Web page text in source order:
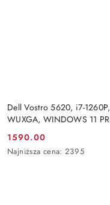
Dell Vostro 5620, i7-
WUXGA, WINDOWS 11
Cena
promocyjna:
1590.00
Najniższa
Najniższa cena: 2395